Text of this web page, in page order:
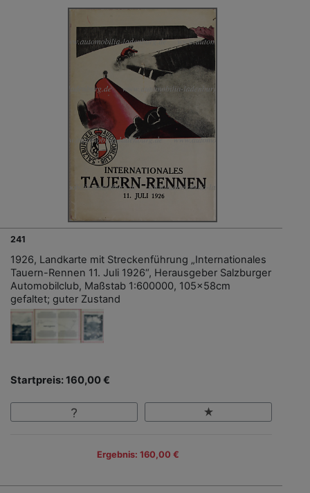
241
1926, Landkarte mit Streckenführung „Internationales
Tauern-Rennen 11. Juli 1926“, Herausgeber Salzburger
Automobilclub, Maßstab 1:600000, 105x58cm
gefaltet; guter Zustand
Startpreis: 160,00 €
Ergebnis: 160,00 €